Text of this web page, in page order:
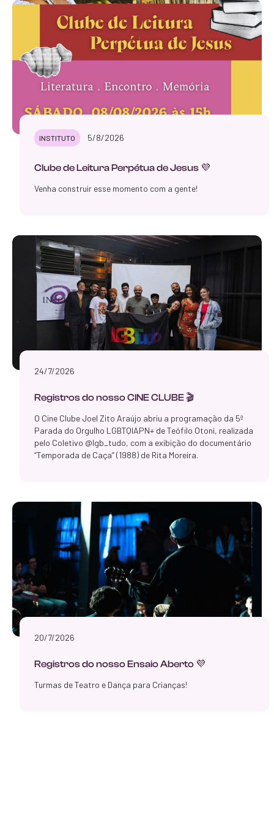
INSTITUTO 5/8/2026
Clube de Leitura Perpétua de Jesus 💜
Venha construir esse momento com a gente!
24/7/2026
Registros do nosso CINE CLUBE 🎬
O Cine Clube Joel Zito Araújo abriu a programação da 5ª
Parada do Orgulho LGBTQIAPN+ de Teófilo Otoni, realizada
pelo Coletivo @lgb_tudo, com a exibição do documentário
“Temporada de Caça” (1988) de Rita Moreira.
20/7/2026
Registros do nosso Ensaio Aberto 💜
Turmas de Teatro e Dança para Crianças!